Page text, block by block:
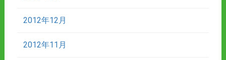
2012年12月
2012年11月